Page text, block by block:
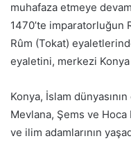
muhafaza etmeye
1470’te imparatorluğun
Rûm (Tokat)
eyaletini, merkezi
Konya, İslam
Mevlana, Şems ve
ve ilim adamlarının